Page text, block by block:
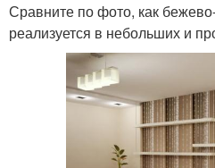
Сравните по фото, как
реализуется в небольших и